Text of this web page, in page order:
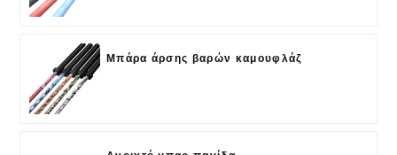
Μπάρα άρσης βαρών καμουφλάζ